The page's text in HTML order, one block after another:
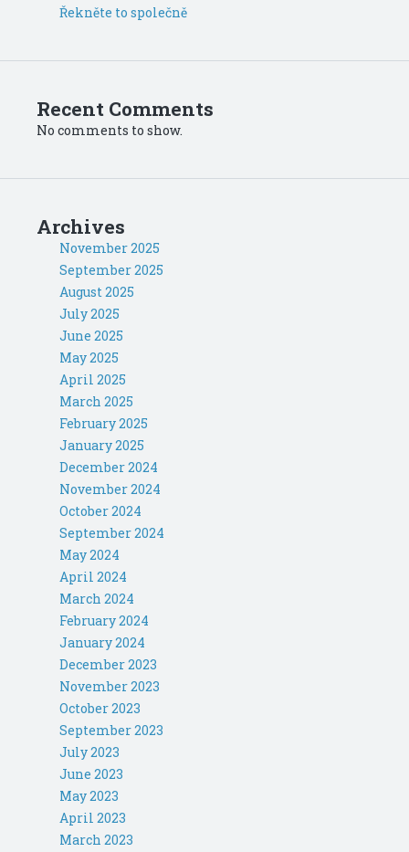
Řekněte to společně
Recent Comments
No comments to show.
Archives
November 2025
September 2025
August 2025
July 2025
June 2025
May 2025
April 2025
March 2025
February 2025
January 2025
December 2024
November 2024
October 2024
September 2024
May 2024
April 2024
March 2024
February 2024
January 2024
December 2023
November 2023
October 2023
September 2023
July 2023
June 2023
May 2023
April 2023
March 2023